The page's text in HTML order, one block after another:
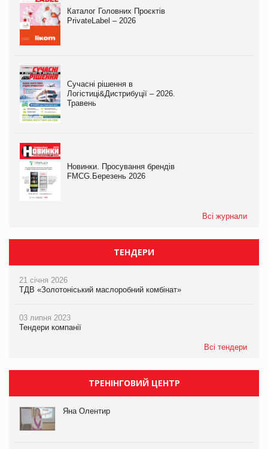
Каталог Головних Проєктів
PrivateLabel – 2026
Сучасні рішення в
Логістиці&Дистрибуції – 2026.
Травень
Новинки. Просування брендів
FMCG.Березень 2026
Всі журнали
ТЕНДЕРИ
21 січня 2026
ТДВ «Золотоніський маслоробний комбінат»
03 липня 2023
Тендери компанії
Всі тендери
ТРЕНІНГОВИЙ ЦЕНТР
Яна Олентир